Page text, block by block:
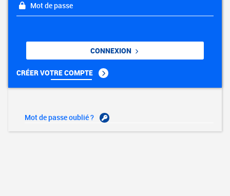
Mot de passe
CONNEXION
CRÉER VOTRE COMPTE
Mot de passe oublié ?